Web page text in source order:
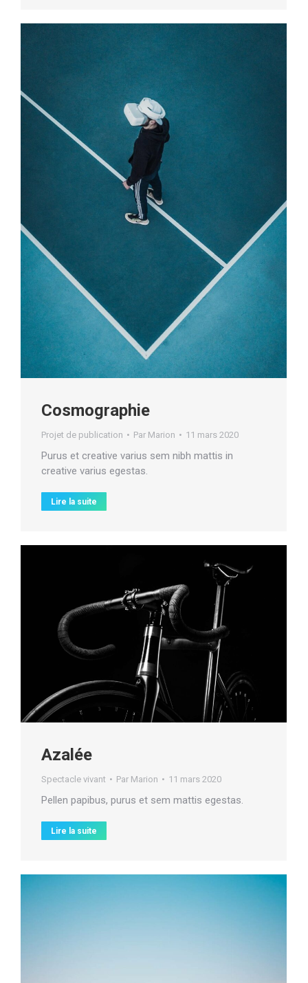
Cosmographie
Projet de publication Par Marion 11 mars 2020
Purus et creative varius sem nibh mattis in
creative varius egestas.
Lire la suite
Azalée
Spectacle vivant Par Marion 11 mars 2020
Pellen papibus, purus et sem mattis egestas.
Lire la suite